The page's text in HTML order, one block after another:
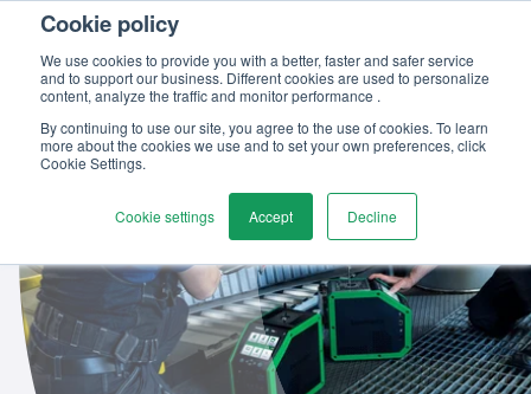
Cookie policy
We use cookies to provide you with a better, faster and safer service
and to support our business. Different cookies are used to personalize
content, analyze the traffic and monitor performance .
By continuing to use our site, you agree to the use of cookies. To learn
more about the cookies we use and to set your own preferences, click
Cookie Settings.
Cookie settings Accept Decline